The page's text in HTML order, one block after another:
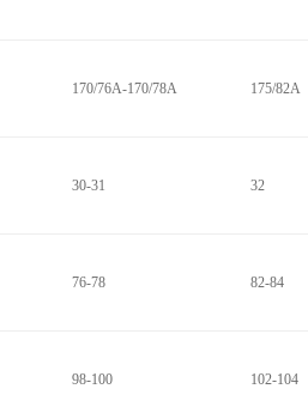
170/76A-170/78A 175/82A
30-31 32
76-78 82-84
98-100 102-104